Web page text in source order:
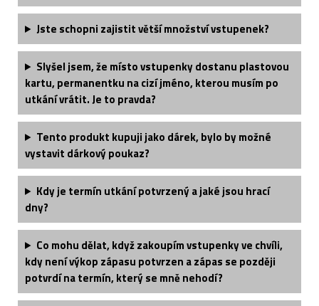
Jste schopni zajistit větší množství vstupenek?
Slyšel jsem, že místo vstupenky dostanu plastovou
kartu, permanentku na cizí jméno, kterou musím po
utkání vrátit. Je to pravda?
Tento produkt kupuji jako dárek, bylo by možné
vystavit dárkový poukaz?
Kdy je termín utkání potvrzený a jaké jsou hrací
dny?
Co mohu dělat, když zakoupím vstupenky ve chvíli,
kdy není výkop zápasu potvrzen a zápas se později
potvrdí na termín, který se mně nehodí?